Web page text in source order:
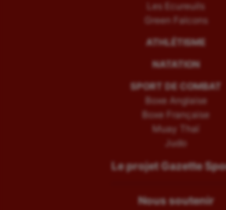
Les Ecureuils
Green Falcons
ATHLÉTISME
NATATION
SPORT DE COMBAT
Boxe Anglaise
Boxe Française
Muay Thaï
Judo
Le projet Gazette
Nous soutenir